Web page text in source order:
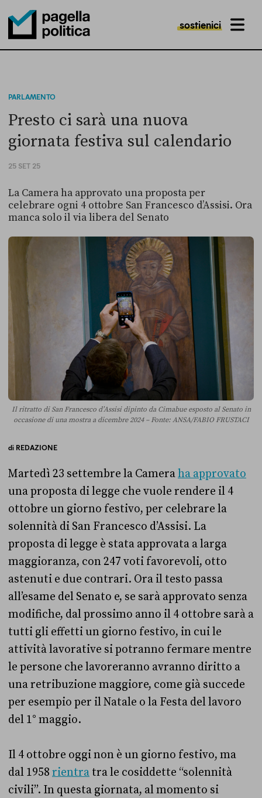
Pagella Politica Logo
sostienici MENU
PARLAMENTO
Presto ci sarà una nuova
giornata festiva sul calendario
25 SET 25
La Camera ha approvato una proposta per
celebrare ogni 4 ottobre San Francesco d’Assisi. Ora
manca solo il via libera del Senato
Il ritratto di San Francesco d’Assisi dipinto da Cimabue esposto al Senato in
occasione di una mostra a dicembre 2024 – Fonte: ANSA/FABIO FRUSTACI
di REDAZIONE
Martedì 23 settembre la Cameraha approvato
una proposta di legge che vuole rendere il 4
ottobre un giorno festivo, per celebrare la
solennità di San Francesco d’Assisi. La
proposta di legge è stata approvata a larga
maggioranza, con 247 voti favorevoli, otto
astenuti e due contrari. Ora il testo passa
all’esame del Senato e, se sarà approvato senza
modifiche, dal prossimo anno il 4 ottobre sarà a
tutti gli effetti un giorno festivo, in cui le
attività lavorative si potranno fermare mentre
le persone che lavoreranno avranno diritto a
una retribuzione maggiore, come già succede
per esempio per il Natale o la Festa del lavoro
del 1° maggio.
Il 4 ottobre oggi non è un giorno festivo, ma
dal 1958 rientra tra le cosiddette “solennità
civili”. In questa giornata, al momento si